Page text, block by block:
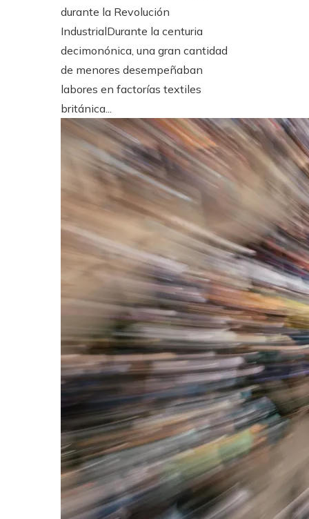
durante la Revolución
IndustrialDurante la centuria
decimonónica, una gran cantidad
de menores desempeñaban
labores en factorías textiles
británica...